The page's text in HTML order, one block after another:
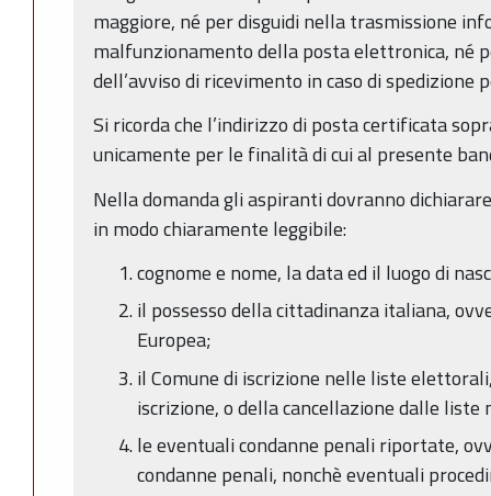
maggiore, né per disguidi nella trasmissione
malfunzionamento della posta elettronica, né
dell’avviso di ricevimento in caso di spedizione
Si ricorda che l’indirizzo di posta certificata
unicamente per le finalità di cui al presente
Nella domanda gli aspiranti dovranno
in modo chiaramente leggibile:
cognome e nome, la data ed il luogo di
il possesso della cittadinanza italiana,
Europea;
il Comune di iscrizione nelle liste
iscrizione, o della cancellazione dalle liste
le eventuali condanne penali riportate,
condanne penali, nonchè eventuali